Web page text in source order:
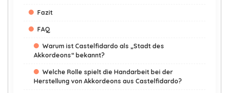
Fazit
FAQ
Warum ist Castelfidardo als „Stadt des
Akkordeons“ bekannt?
Welche Rolle spielt die Handarbeit bei der
Herstellung von Akkordeons aus Castelfidardo?